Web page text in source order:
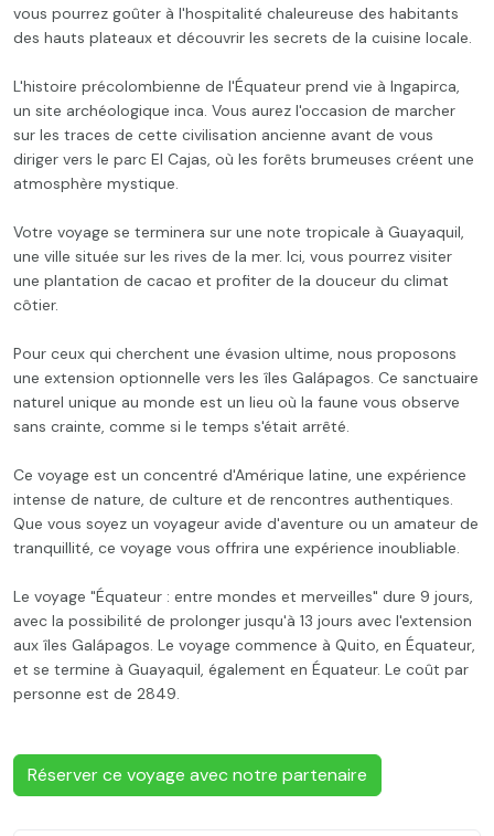
vous pourrez goûter à l'hospitalité chaleureuse des habitants
des hauts plateaux et découvrir les secrets de la cuisine locale.
L'histoire précolombienne de l'Équateur prend vie à Ingapirca,
un site archéologique inca. Vous aurez l'occasion de marcher
sur les traces de cette civilisation ancienne avant de vous
diriger vers le parc El Cajas, où les forêts brumeuses créent une
atmosphère mystique.
Votre voyage se terminera sur une note tropicale à Guayaquil,
une ville située sur les rives de la mer. Ici, vous pourrez visiter
une plantation de cacao et profiter de la douceur du climat
côtier.
Pour ceux qui cherchent une évasion ultime, nous proposons
une extension optionnelle vers les îles Galápagos. Ce sanctuaire
naturel unique au monde est un lieu où la faune vous observe
sans crainte, comme si le temps s'était arrêté.
Ce voyage est un concentré d'Amérique latine, une expérience
intense de nature, de culture et de rencontres authentiques.
Que vous soyez un voyageur avide d'aventure ou un amateur de
tranquillité, ce voyage vous offrira une expérience inoubliable.
Le voyage "Équateur : entre mondes et merveilles" dure 9 jours,
avec la possibilité de prolonger jusqu'à 13 jours avec l'extension
aux îles Galápagos. Le voyage commence à Quito, en Équateur,
et se termine à Guayaquil, également en Équateur. Le coût par
personne est de 2849.
Réserver ce voyage avec notre partenaire